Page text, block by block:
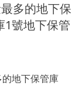
多的地下保
號地下保管
地下保管庫